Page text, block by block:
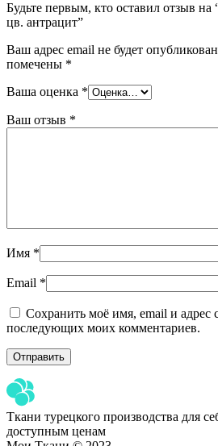
Будьте первым, кто оставил отзыв
цв. антрацит”
Ваш адрес email не будет
помечены *
Ваша оценка *
Ваш отзыв *
Имя *
Email *
Сохранить моё имя, email и адрес
последующих моих комментариев.
Ткани турецкого производства для
доступным ценам